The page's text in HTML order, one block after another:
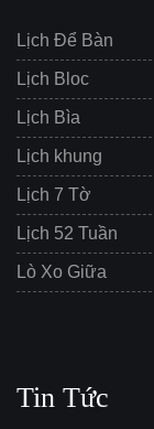
Lịch Để Bàn
Lịch Bloc
Lịch Bìa
Lịch khung
Lịch 7 Tờ
Lịch 52 Tuần
Lò Xo Giữa
Tin Tức